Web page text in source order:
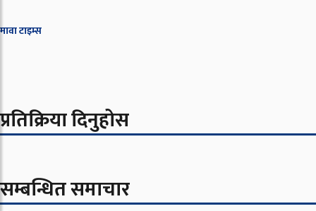
मावा टाइम्स
प्रतिक्रिया दिनुहोस
सम्बन्धित समाचार